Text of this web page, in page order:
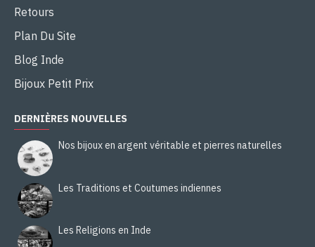
Retours
Plan Du Site
Blog Inde
Bijoux Petit Prix
DERNIÈRES NOUVELLES
Nos bijoux en argent véritable et pierres naturelles
Les Traditions et Coutumes indiennes
Les Religions en Inde